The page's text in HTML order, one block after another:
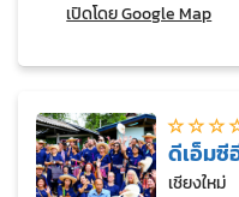
เปิดโดย Google Map
ดีเอ็มซี
เชียงใหม่